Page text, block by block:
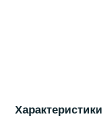
Характеристики